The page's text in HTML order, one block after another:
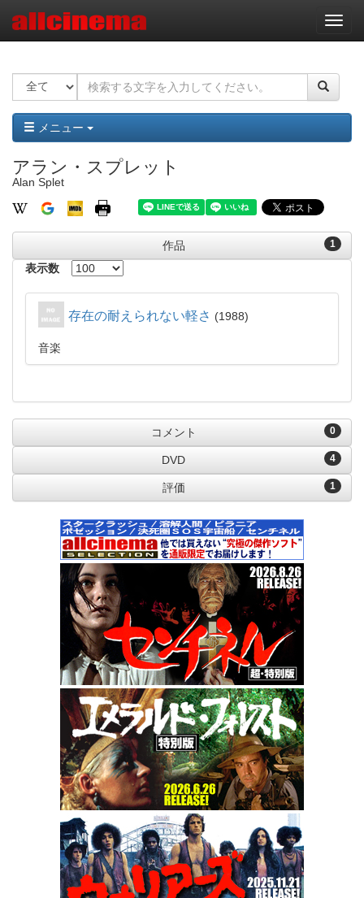
ナ
ビ
ー
ョ
ン
メニュー
アラン・スプレット
Alan Splet
1
作品
表示数
存在の耐えられない軽さ 1988
音楽
0
コメント
4
DVD
1
評価